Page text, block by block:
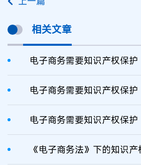
相关文章
电子商务需要知识产权保护
电子商务需要知识产权保护
电子商务需要知识产权保护